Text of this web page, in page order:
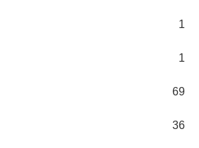
1
1
69
36